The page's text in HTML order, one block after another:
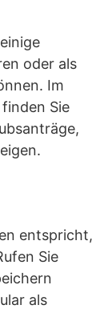
oder als
Im
Sie
entspricht,
Sie
als